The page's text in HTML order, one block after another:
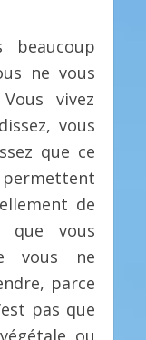
beaucoup
ne vous
vivez
vous
que ce
de
que vous
vous ne
parce
pas que
ou